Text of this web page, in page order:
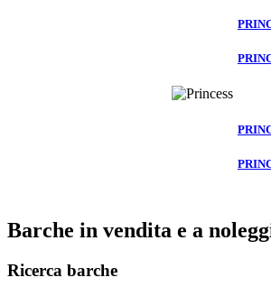
Barche in vendita e a
Ricerca barche